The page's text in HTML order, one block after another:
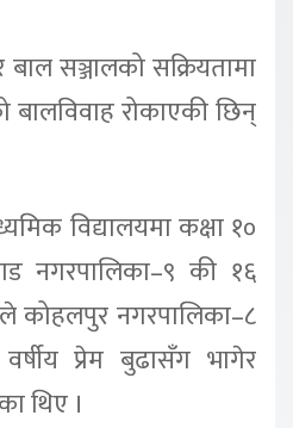
बाल सञ्जालको सक्रियतामा
बालविवाह रोकाएकी छिन्
विद्यालयमा कक्षा १०
नगरपालिका–९ की १६
कोहलपुर नगरपालिका–८
प्रेम बुढासँग भागेर
थिए ।